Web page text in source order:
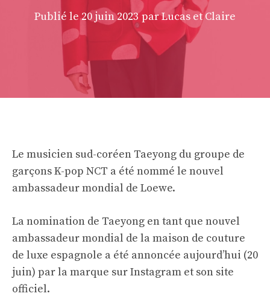
Publié le20 juin 2023 par Lucas et Claire
Le musicien sud-coréen Taeyong du groupe de
garçons K-pop NCT a été nommé le nouvel
ambassadeur mondial de Loewe.
La nomination de Taeyong en tant que nouvel
ambassadeur mondial de la maison de couture
de luxe espagnole a été annoncée aujourd’hui (20
juin) par la marque sur Instagram et son site
officiel.